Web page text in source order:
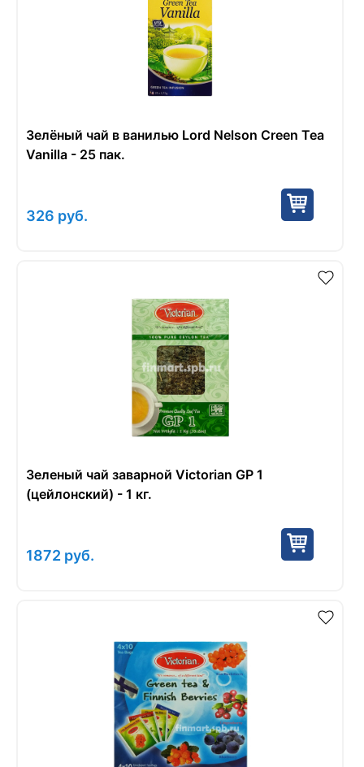
Зелёный чай в ванилью Lord Nelson Creen Tea
Vanilla - 25 пак.
326 руб.
Зеленый чай заварной Victorian GP 1
(цейлонский) - 1 кг.
1872 руб.